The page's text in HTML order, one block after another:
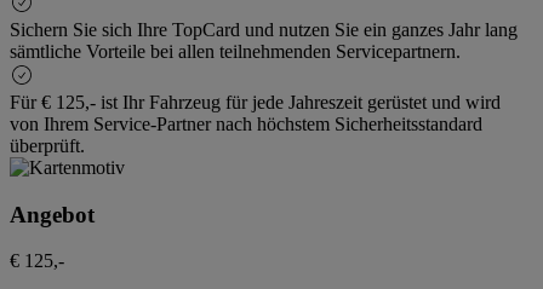
Sichern Sie sich Ihre TopCard und nutzen Sie ein ganzes Jahr lang
sämtliche Vorteile bei allen teilnehmenden Servicepartnern.
Für € 125,- ist Ihr Fahrzeug für jede Jahreszeit gerüstet und wird
von Ihrem Service-Partner nach höchstem Sicherheitsstandard
überprüft.
Angebot
€ 125,-